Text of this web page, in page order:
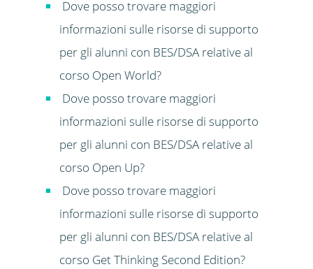
Dove posso trovare maggiori
informazioni sulle risorse di supporto
per gli alunni con BES/DSA relative al
corso Open World?
Dove posso trovare maggiori
informazioni sulle risorse di supporto
per gli alunni con BES/DSA relative al
corso Open Up?
Dove posso trovare maggiori
informazioni sulle risorse di supporto
per gli alunni con BES/DSA relative al
corso Get Thinking Second Edition?